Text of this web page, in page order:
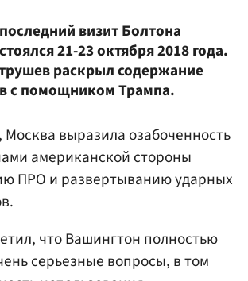
визит Болтона
21-23 октября 2018 года.
раскрыл содержание
с помощником Трампа.
Москва выразила озабоченность
американской стороны
ПРО и развертыванию ударных
что Вашингтон полностью
серьезные вопросы, в том